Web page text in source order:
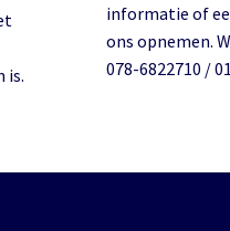
is.
informatie of
ons opnemen.
078-6822710 /